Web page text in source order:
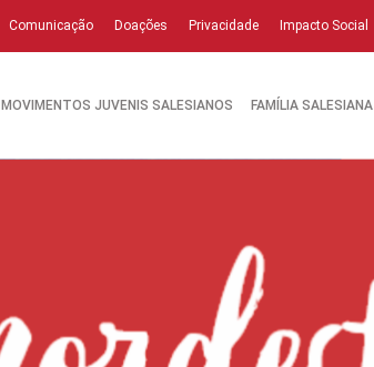
Comunicação Doações Privacidade Impacto Social
MOVIMENTOS JUVENIS SALESIANOS FAMÍLIA SALESIANA